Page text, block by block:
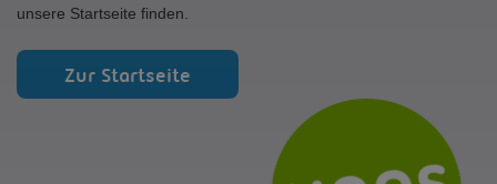
unsere Startseite finden.
Zur Startseite